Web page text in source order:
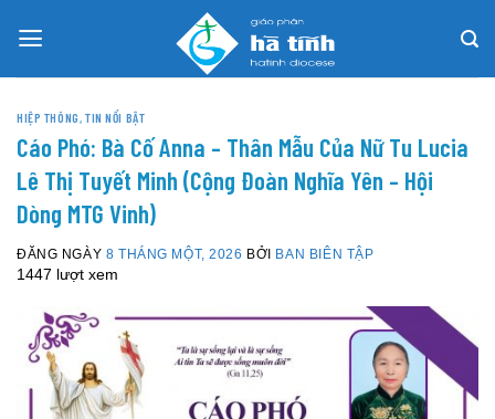
HIỆP THÔNG, TIN NỔI BẬT
Cáo Phó: Bà Cố Anna – Thân Mẫu Của Nữ Tu Lucia
Lê Thị Tuyết Minh (Cộng Đoàn Nghĩa Yên – Hội
Dòng MTG Vinh)
ĐĂNG NGÀY 8 THÁNG MỘT, 2026 BỞI BAN BIÊN TẬP
1447 lượt xem